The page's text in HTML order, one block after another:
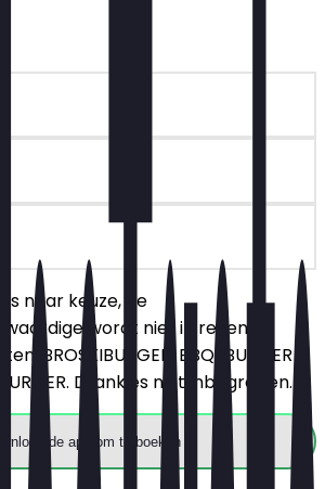
naar keuze, de
wordt niet in rekening
BROSKIBURGER, BBQ-BURGER
BURGER. Drankjes niet inbegrepen.
de app om te boeken